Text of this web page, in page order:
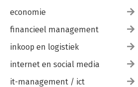
economie
financieel management
inkoop en logistiek
internet en social media
it-management / ict